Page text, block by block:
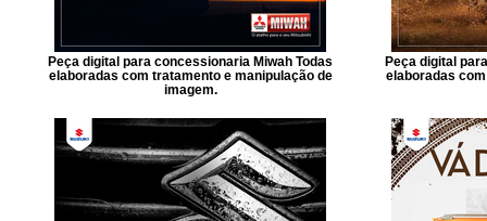
Peça digital para concessionaria Miwah Todas
elaboradas com tratamento e manipulação de
imagem.
Peça digital
elaboradas